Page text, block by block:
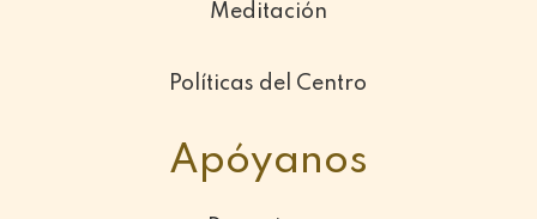
Meditación
Políticas del Centro
Apóyanos